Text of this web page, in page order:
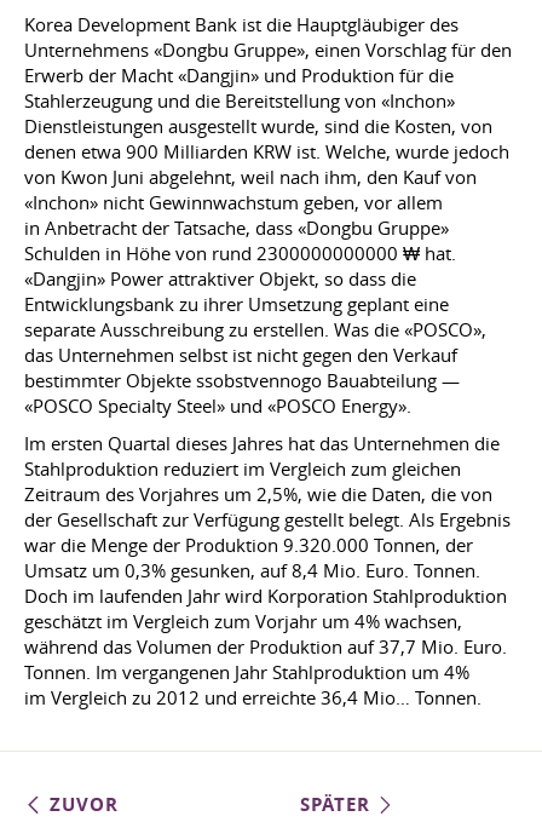
Korea Development Bank ist die Hauptgläubiger des
Unternehmens «Dongbu Gruppe», einen Vorschlag für den
Erwerb der Macht «Dangjin» und Produktion für die
Stahlerzeugung und die Bereitstellung von «Inchon»
Dienstleistungen ausgestellt wurde, sind die Kosten, von
denen etwa 900 Milliarden KRW ist. Welche, wurde jedoch
von Kwon Juni abgelehnt, weil nach ihm, den Kauf von
«Inchon» nicht Gewinnwachstum geben, vor allem
in Anbetracht der Tatsache, dass «Dongbu Gruppe»
Schulden in Höhe von rund 2300000000000 ₩ hat.
«Dangjin» Power attraktiver Objekt, so dass die
Entwicklungsbank zu ihrer Umsetzung geplant eine
separate Ausschreibung zu erstellen. Was die «POSCO»,
das Unternehmen selbst ist nicht gegen den Verkauf
bestimmter Objekte ssobstvennogo Bauabteilung —
«POSCO Specialty Steel» und «POSCO Energy».
Im ersten Quartal dieses Jahres hat das Unternehmen die
Stahlproduktion reduziert im Vergleich zum gleichen
Zeitraum des Vorjahres um 2,5%, wie die Daten, die von
der Gesellschaft zur Verfügung gestellt belegt. Als Ergebnis
war die Menge der Produktion 9.320.000 Tonnen, der
Umsatz um 0,3% gesunken, auf 8,4 Mio. Euro. Tonnen.
Doch im laufenden Jahr wird Korporation Stahlproduktion
geschätzt im Vergleich zum Vorjahr um 4% wachsen,
während das Volumen der Produktion auf 37,7 Mio. Euro.
Tonnen. Im vergangenen Jahr Stahlproduktion um 4%
im Vergleich zu 2012 und erreichte 36,4 Mio… Tonnen.
ZUVOR SPÄTER